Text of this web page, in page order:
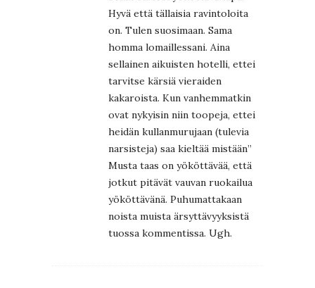
Hyvä että tällaisia ravintoloita
on. Tulen suosimaan. Sama
homma lomaillessani. Aina
sellainen aikuisten hotelli, ettei
tarvitse kärsiä vieraiden
kakaroista. Kun vanhemmatkin
ovat nykyisin niin toopeja, ettei
heidän kullanmurujaan (tulevia
narsisteja) saa kieltää mistään”
Musta taas on yököttävää, että
jotkut pitävät vauvan ruokailua
yököttävänä. Puhumattakaan
noista muista ärsyttävyyksistä
tuossa kommentissa. Ugh.